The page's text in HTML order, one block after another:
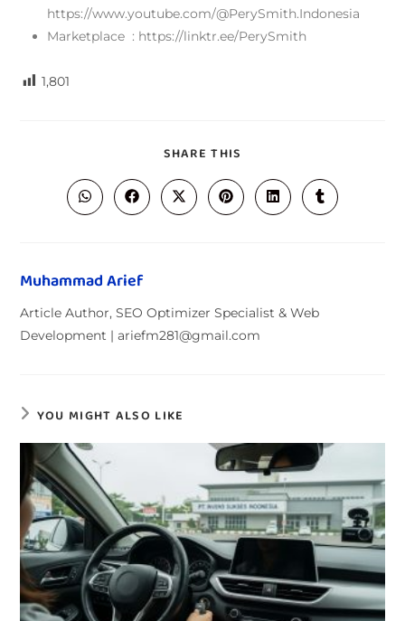
https://www.youtube.com/@PerySmith.Indonesia
Marketplace : https://linktr.ee/PerySmith
1,801
SHARE THIS
Muhammad Arief
Article Author, SEO Optimizer Specialist & Web
Development | ariefm281@gmail.com
YOU MIGHT ALSO LIKE